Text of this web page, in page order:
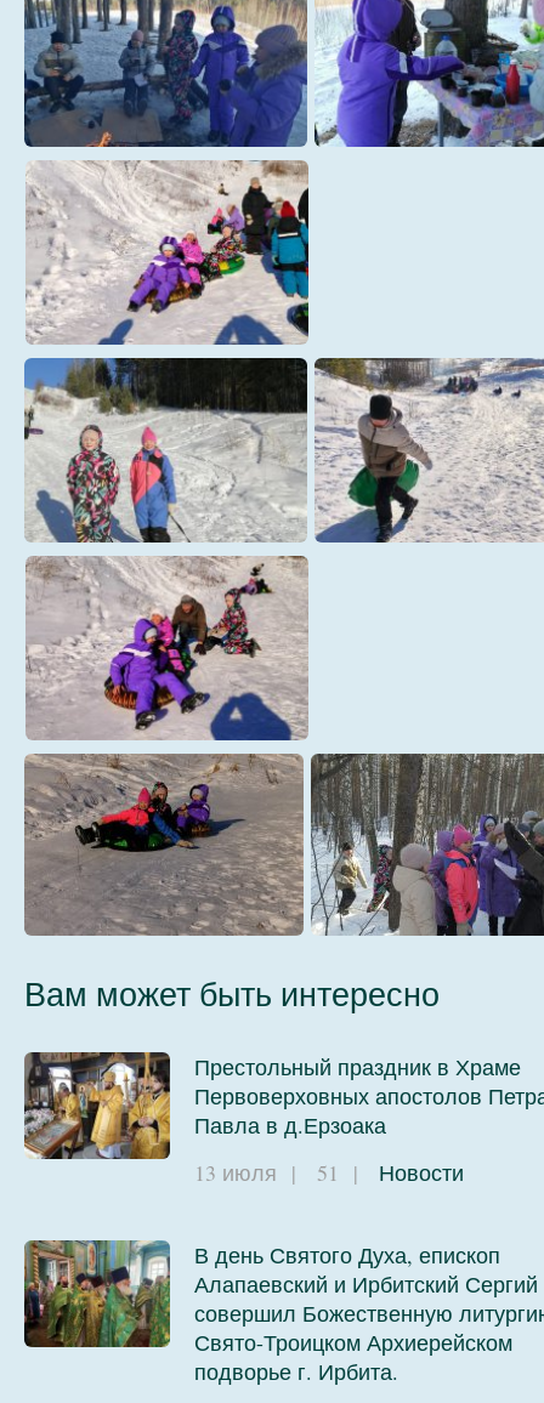
29
33
52
53
64
68 7
Вам может быть интересно
Престольный праздник в Храме
Первоверховных апостолов
Павла в д.Ерзоака
13 июля | 51 | Новости
В день Святого Духа, епископ
Алапаевский и Ирбитский Сергий
совершил Божественную
Свято-Троицком Архиерейском
подворье г. Ирбита.